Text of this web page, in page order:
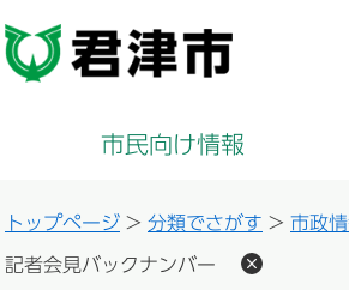
市民向け情報
トップページ > 分類でさがす > 市政
記者会見バックナンバー